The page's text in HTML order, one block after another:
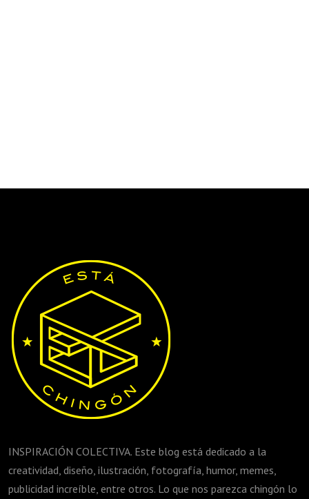
INSPIRACIÓN COLECTIVA. Este blog está dedicado a la
creatividad, diseño, ilustración, fotografía, humor, memes,
publicidad increíble, entre otros. Lo que nos parezca chingón lo